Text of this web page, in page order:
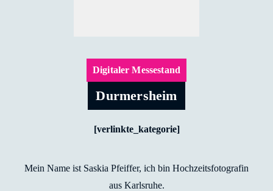
Digitaler Messestand
Durmersheim
[verlinkte_kategorie]
Mein Name ist Saskia Pfeiffer, ich bin Hochzeitsfotografin
aus Karlsruhe.